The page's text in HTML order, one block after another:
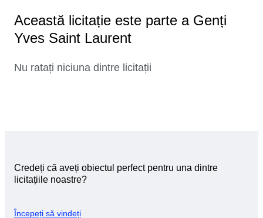
Această licitație este parte a Genți
Yves Saint Laurent
Nu ratați niciuna dintre licitații
Credeți că aveți obiectul perfect pentru una dintre
licitațiile noastre?
Începeți să vindeți